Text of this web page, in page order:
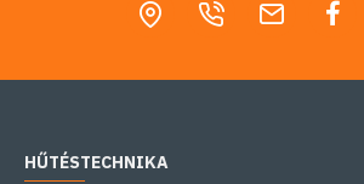
HŰTÉSTECHNIKA